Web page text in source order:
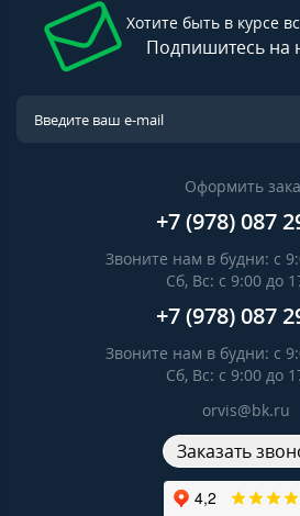
Хотите быть в курсе
Подпишитесь на
Оформить
+7 (978) 087
Звоните нам в будни: c
Сб, Вс: c 9:00 до
+7 (978) 087
Звоните нам в будни: c
Сб, Вс: c 9:00 до
orvis@bk.ru
Заказать